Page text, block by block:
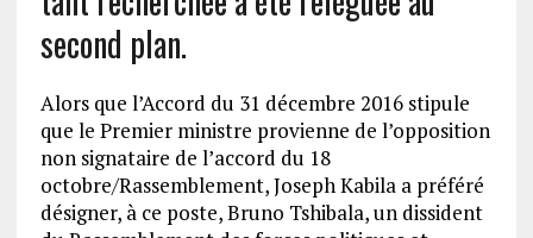
second plan.
Alors que l’Accord du 31 décembre 2016 stipule
que le Premier ministre provienne de l’opposition
non signataire de l’accord du 18
octobre/Rassemblement, Joseph Kabila a préféré
désigner, à ce poste, Bruno Tshibala, un dissident